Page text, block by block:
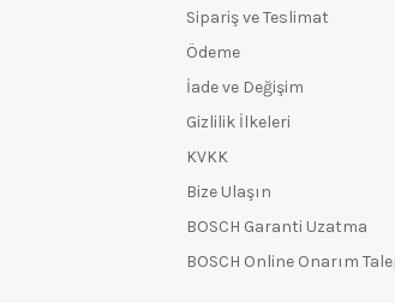
Sipariş ve Teslimat
Ödeme
İade ve Değişim
Gizlilik İlkeleri
KVKK
Bize Ulaşın
BOSCH Garanti Uzatma
BOSCH Online Onarım